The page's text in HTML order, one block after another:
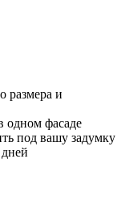
размера и
одном фасаде
под вашу задумку